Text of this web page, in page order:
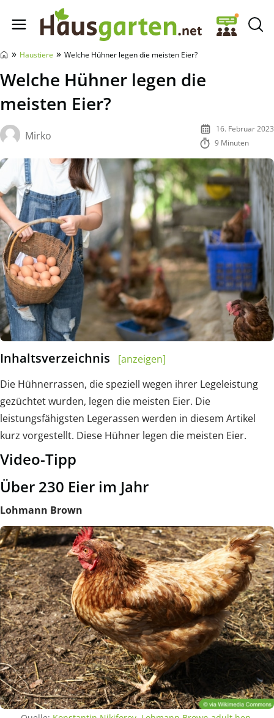
Hausgarten.net
» Haustiere » Welche Hühner legen die meisten Eier?
Welche Hühner legen die
meisten Eier?
Mirko
16. Februar 2023
9 Minuten
Inhaltsverzeichnis
[anzeigen]
Die Hühnerrassen, die speziell wegen ihrer Legeleistung
gezüchtet wurden, legen die meisten Eier. Die
leistungsfähigsten Legerassen werden in diesem Artikel
kurz vorgestellt. Diese Hühner legen die meisten Eier.
Video-Tipp
Über 230 Eier im Jahr
Lohmann Brown